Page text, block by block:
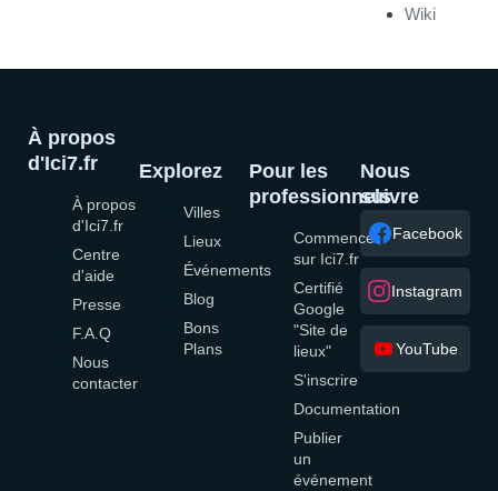
Wiki
À propos
d'Ici7.fr
À propos
d'Ici7.fr
Centre
d'aide
Presse
F.A.Q
Nous
contacter
Explorez
Villes
Lieux
Événements
Blog
Bons
Plans
Pour les
professionnels
Commencer
sur Ici7.fr
Certifié
Google
"Site de
lieux"
S'inscrire
Documentation
Publier
un
événement
Nous
suivre
Facebook
Instagram
YouTube